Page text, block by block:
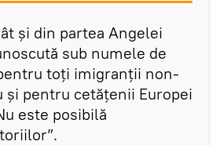
și din partea Angelei
sub numele de
toți imigranții non-
și pentru cetățenii Europei
este posibilă